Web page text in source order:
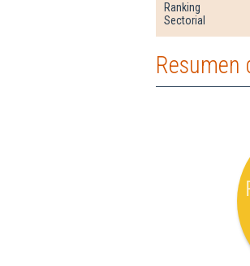
Ranking
Sectorial
Resumen